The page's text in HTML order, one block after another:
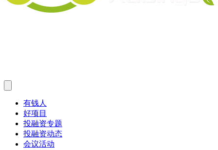
有钱人
好项目
投融资专题
投融资动态
会议活动